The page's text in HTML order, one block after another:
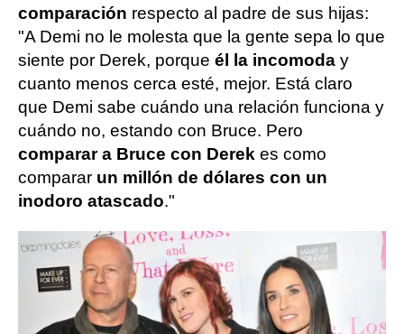
comparación respecto al padre de sus hijas:
"A Demi no le molesta que la gente sepa lo que
siente por Derek, porque él la incomoda y
cuanto menos cerca esté, mejor. Está claro
que Demi sabe cuándo una relación funciona y
cuándo no, estando con Bruce. Pero
comparar a Bruce con Derek es como
comparar un millón de dólares con un
inodoro atascado."